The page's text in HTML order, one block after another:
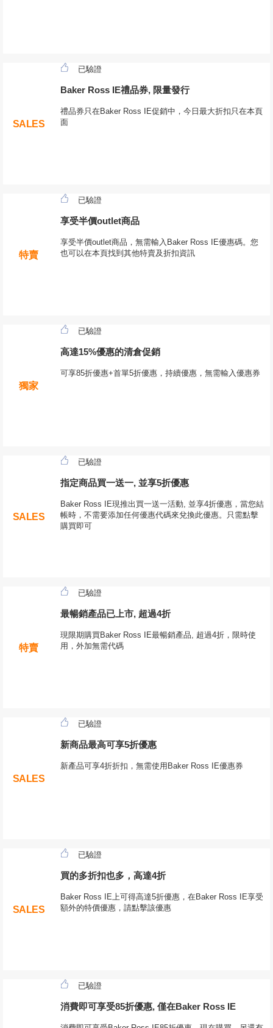
SALES
已驗證
Baker Ross IE禮品券, 限量發行
禮品券只在Baker Ross IE促銷中，今日最大折扣只在本頁
面
特賣
已驗證
享受半價outlet商品
享受半價outlet商品，無需輸入Baker Ross IE優惠碼。您
也可以在本頁找到其他特賣及折扣資訊
獨家
已驗證
高達15%優惠的清倉促銷
可享85折優惠+首單5折優惠，持續優惠，無需輸入優惠券
SALES
已驗證
指定商品買一送一, 並享5折優惠
Baker Ross IE現推出買一送一活動, 並享4折優惠，當您結
帳時，不需要添加任何優惠代碼來兌換此優惠。只需點擊
購買即可
特賣
已驗證
最暢銷產品已上市, 超過4折
現限期購買Baker Ross IE最暢銷產品, 超過4折，限時使
用，外加無需代碼
SALES
已驗證
新商品最高可享5折優惠
新產品可享4折折扣，無需使用Baker Ross IE優惠券
SALES
已驗證
買的多折扣也多，高達4折
Baker Ross IE上可得高達5折優惠，在Baker Ross IE享受
額外的特價優惠，請點擊該優惠
已驗證
消費即可享受85折優惠, 僅在Baker Ross IE